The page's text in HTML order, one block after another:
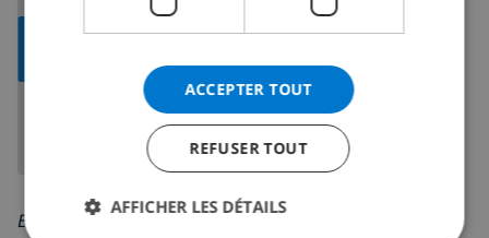
AFFICHER LA
En savoir plus sur:
ACCEPTER TOUT
REFUSER TOUT
AFFICHER LES DÉTAILS